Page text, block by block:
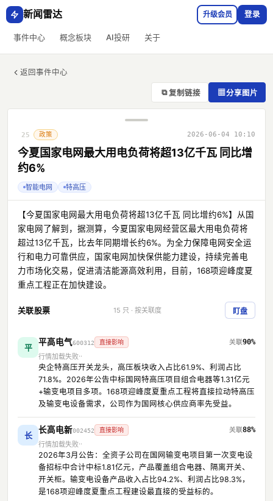
新闻雷达
事件中心 概念板块 AI投研 关于
升级会员 登录
返回事件中心
⧉ 复制链接 ▦分享图片
25 政策 2026-06-04 10:10
今夏国家电网最大用电负荷将超13亿千瓦 同比增
约6%
智能电网 特高压
【今夏国家电网最大用电负荷将超13亿千瓦 同比增约6%】从国
家电网了解到，据测算，今夏国家电网经营区最大用电负荷将
超过13亿千瓦，比去年同期增长约6%。为全力保障电网安全运
行和电力可靠供应，国家电网加快保供能力建设，持续完善电
力市场化交易，促进清洁能源高效利用，目前，168项迎峰度夏
重点工程正在加快建设。
关联股票 15 只 · 按关联度 盯盘
平
平高电气600312 直接影响
90%
行情加载失败
央企特高压开关龙头，高压板块收入占比61.9%、利润占比
71.8%。2026年公告中标国网特高压项目组合电器等1.31亿元
+输变电项目多项。168项迎峰度夏重点工程将直接拉动特高压
及输变电设备需求，公司作为国网核心供应商率先受益。
长
长高电新002452 直接影响
88%
行情加载失败
2026年3月公告：全资子公司在国网输变电项目第一次变电设
备招标中合计中标1.81亿元，产品覆盖组合电器、隔离开关、
开关柜。输变电设备产品收入占比94.2%、利润占比98.3%，
是168项迎峰度夏重点工程建设最直接的受益标的。